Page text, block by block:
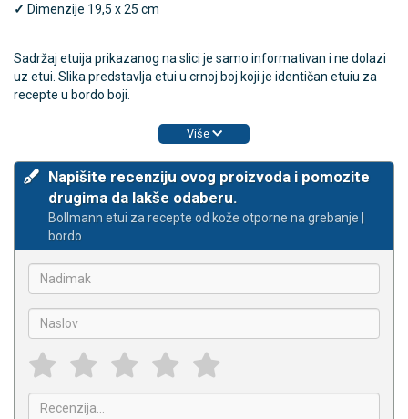
✓ Dimenzije 19,5 x 25 cm
Sadržaj etuija prikazanog na slici je samo informativan i ne dolazi
uz etui. Slika predstavlja etui u crnoj boj koji je identičan etuiu za
recepte u bordo boji.
Više
Napišite recenziju ovog proizvoda i pomozite
drugima da lakše odaberu.
Bollmann etui za recepte od kože otporne na grebanje |
bordo